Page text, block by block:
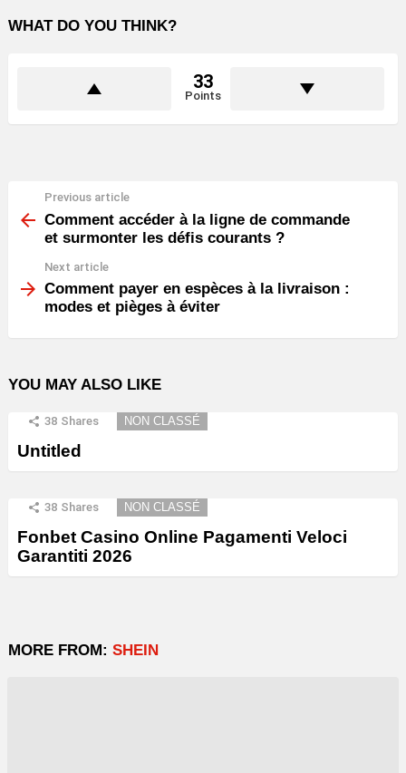
WHAT DO YOU THINK?
33
Points
more
Previous article
Comment accéder à la ligne de commande
et surmonter les défis courants ?
Next article
Comment payer en espèces à la livraison :
modes et pièges à éviter
YOU MAY ALSO LIKE
38 Shares NON CLASSÉ
Untitled
38 Shares NON CLASSÉ
Fonbet Casino Online Pagamenti Veloci
Garantiti 2026
MORE FROM: SHEIN